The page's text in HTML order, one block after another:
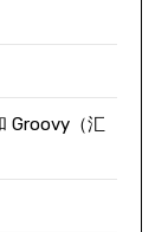
Groovy（汇